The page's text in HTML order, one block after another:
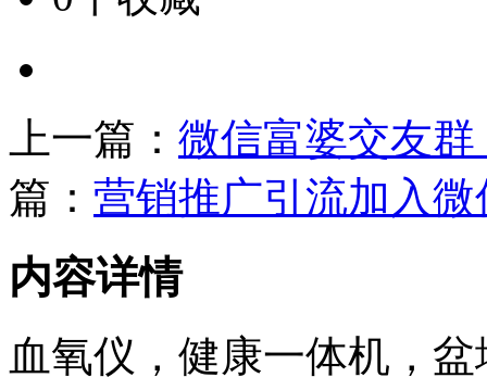
上一篇： 微信富婆交友
篇： 营销推广引流加入
内容详情
血氧仪，健康一体机，